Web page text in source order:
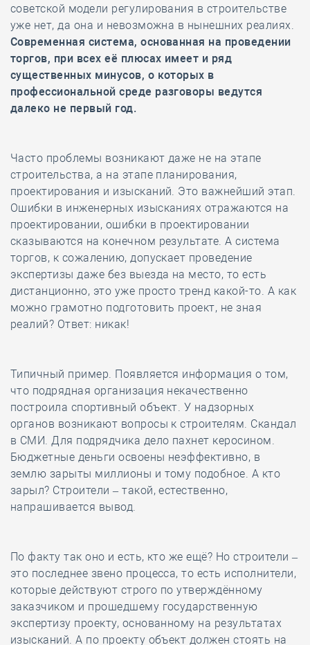
советской модели регулирования в строительстве
уже нет, да она и невозможна в нынешних реалиях.
Современная система, основанная на проведении
торгов, при всех её плюсах имеет и ряд
существенных минусов, о которых в
профессиональной среде разговоры ведутся
далеко не первый год.
Часто проблемы возникают даже не на этапе
строительства, а на этапе планирования,
проектирования и изысканий. Это важнейший этап.
Ошибки в инженерных изысканиях отражаются на
проектировании, ошибки в проектировании
сказываются на конечном результате. А система
торгов, к сожалению, допускает проведение
экспертизы даже без выезда на место, то есть
дистанционно, это уже просто тренд какой-то. А как
можно грамотно подготовить проект, не зная
реалий? Ответ: никак!
Типичный пример. Появляется информация о том,
что подрядная организация некачественно
построила спортивный объект. У надзорных
органов возникают вопросы к строителям. Скандал
в СМИ. Для подрядчика дело пахнет керосином.
Бюджетные деньги освоены неэффективно, в
землю зарыты миллионы и тому подобное. А кто
зарыл? Строители – такой, естественно,
напрашивается вывод.
По факту так оно и есть, кто же ещё? Но строители –
это последнее звено процесса, то есть исполнители,
которые действуют строго по утверждённому
заказчиком и прошедшему государственную
экспертизу проекту, основанному на результатах
изысканий. А по проекту объект должен стоять на